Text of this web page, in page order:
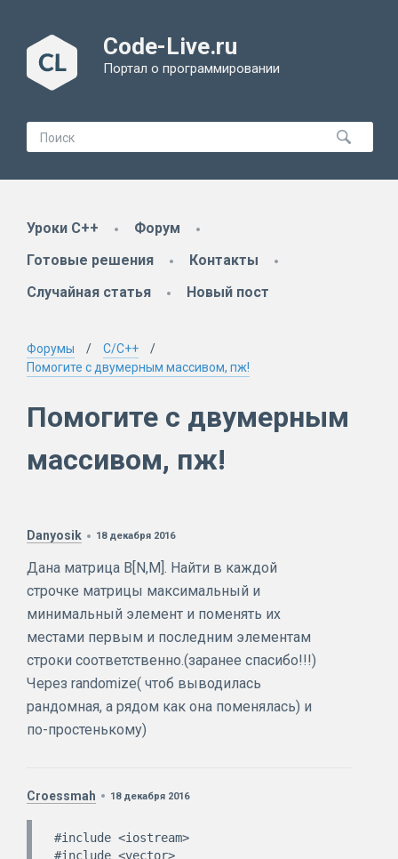
Code-Live.ru
Портал о программировании
Уроки C++
Форум
Готовые решения
Контакты
Случайная статья
Новый пост
Форумы
C/C++
Помогите с двумерным массивом, пж!
Помогите с двумерным
массивом, пж!
Danyosik 18 декабря 2016
Дана матрица B[N,M]. Найти в каждой
строчке матрицы максимальный и
минимальный элемент и поменять их
местами первым и последним элементам
строки соответственно.(заранее спасибо!!!)
Через randomize( чтоб выводилась
рандомная, а рядом как она поменялась) и
по-простенькому)
Croessmah 18 декабря 2016
#include <iostream>
#include <vector>